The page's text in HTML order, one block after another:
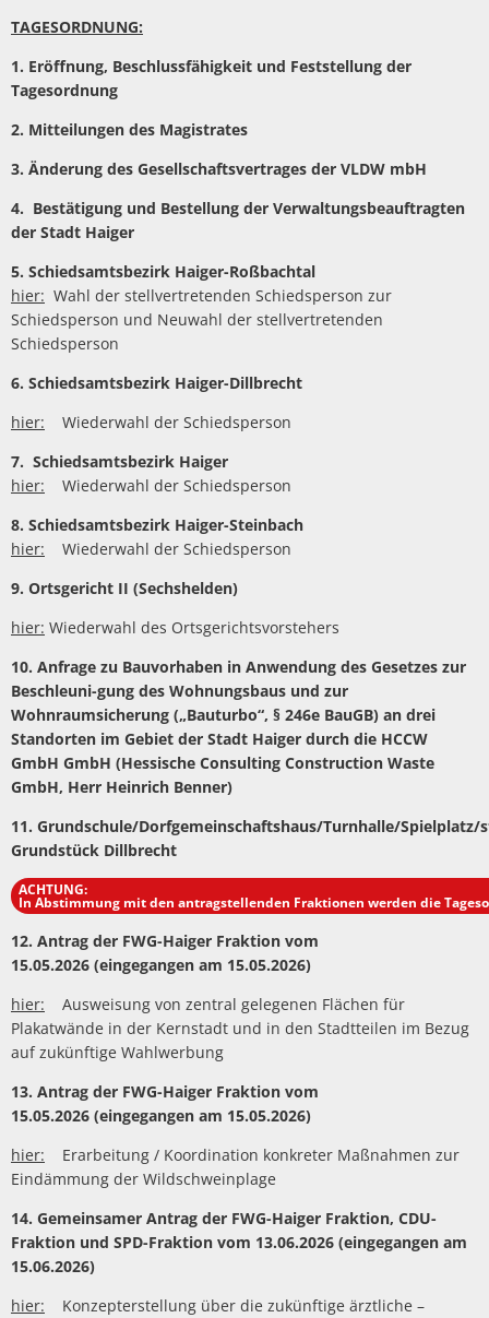
TAGESORDNUNG:
1. Eröffnung, Beschlussfähigkeit und Feststellung der
Tagesordnung
2. Mitteilungen des Magistrates
3. Änderung des Gesellschaftsvertrages der VLDW mbH
4. Bestätigung und Bestellung der Verwaltungsbeauftragten
der Stadt Haiger
5. Schiedsamtsbezirk Haiger-Roßbachtal
hier: Wahl der stellvertretenden Schiedsperson zur
Schiedsperson und Neuwahl der stellvertretenden
Schiedsperson
6. Schiedsamtsbezirk Haiger-Dillbrecht
hier: Wiederwahl der Schiedsperson
7. Schiedsamtsbezirk Haiger
hier: Wiederwahl der Schiedsperson
8. Schiedsamtsbezirk Haiger-Steinbach
hier: Wiederwahl der Schiedsperson
9. Ortsgericht II (Sechshelden)
hier: Wiederwahl des Ortsgerichtsvorstehers
10. Anfrage zu Bauvorhaben in Anwendung des Gesetzes zur
Beschleuni-gung des Wohnungsbaus und zur
Wohnraumsicherung („Bauturbo“, § 246e BauGB) an drei
Standorten im Gebiet der Stadt Haiger durch die HCCW
GmbH GmbH (Hessische Consulting Construction Waste
GmbH, Herr Heinrich Benner)
11. Grundschule/Dorfgemeinschaftshaus/Turnhalle/Spielplatz/
Grundstück Dillbrecht
ACHTUNG:
In Abstimmung mit den antragstellenden Fraktionen werden die
12. Antrag der FWG-Haiger Fraktion vom
15.05.2026 (eingegangen am 15.05.2026)
hier: Ausweisung von zentral gelegenen Flächen für
Plakatwände in der Kernstadt und in den Stadtteilen im Bezug
auf zukünftige Wahlwerbung
13. Antrag der FWG-Haiger Fraktion vom
15.05.2026 (eingegangen am 15.05.2026)
hier: Erarbeitung / Koordination konkreter Maßnahmen zur
Eindämmung der Wildschweinplage
14. Gemeinsamer Antrag der FWG-Haiger Fraktion, CDU-
Fraktion und SPD-Fraktion vom 13.06.2026 (eingegangen am
15.06.2026)
hier: Konzepterstellung über die zukünftige ärztliche –